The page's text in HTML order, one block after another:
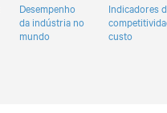
Desempenho
da indústria no
mundo
Indicadores
custo